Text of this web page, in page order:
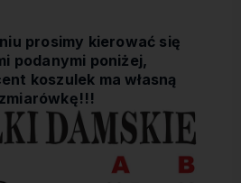
prosimy kierować się
podanymi poniżej,
koszulek ma własną